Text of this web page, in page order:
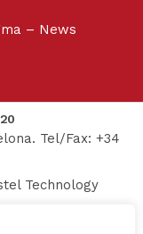
– News
Tel/Fax: +34
Technology